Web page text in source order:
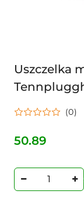
Uszczelka
(0)
Cena:
50.89